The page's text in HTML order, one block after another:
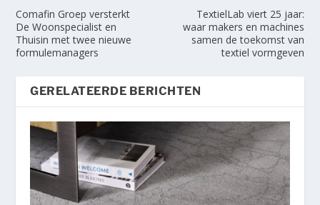
Comafin Groep versterkt
De Woonspecialist en
Thuisin met twee nieuwe
formulemanagers
TextielLab viert 25 jaar:
waar makers en machines
samen de toekomst van
textiel vormgeven
GERELATEERDE BERICHTEN